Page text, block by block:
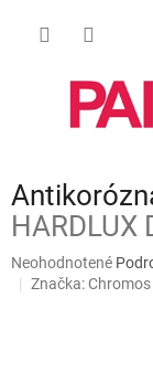
HARDLUX
Priemerné
hodnotenie
Neohodnotené
Značka: